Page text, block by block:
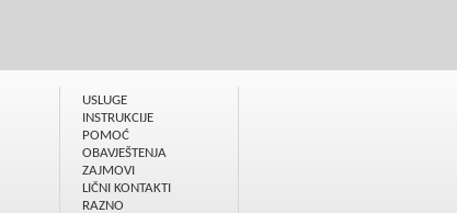
USLUGE
INSTRUKCIJE
POMOĆ
OBAVJEŠTENJA
ZAJMOVI
LIČNI KONTAKTI
RAZNO